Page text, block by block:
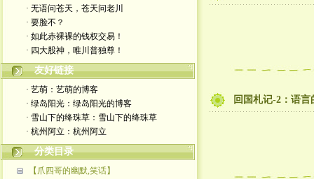
· 无语问苍天，苍天问老川
· 要脸不？
· 如此赤裸裸的钱权交易！
· 四大股神，唯川普独尊！
友好链接
· 艺萌：艺萌的博客
· 绿岛阳光：绿岛阳光的博客
· 雪山下的绛珠草：雪山下的绛珠草
· 杭州阿立：杭州阿立
分类目录
【爪四哥的幽默,笑话】
回国札记-2：语言